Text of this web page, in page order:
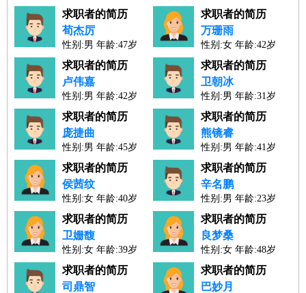
人才工作经验：23年
人才工作经验：14年
求职者的简历
荀杰厉
性别:男 年龄:47岁
人才工作经验：24年
求职者的简历
万珊雨
性别:女 年龄:42岁
人才工作经验：19年
求职者的简历
卢伟嘉
性别:男 年龄:42岁
人才工作经验：19年
求职者的简历
卫朝冰
性别:男 年龄:31岁
人才工作经验：8年
求职者的简历
庞捷曲
性别:男 年龄:45岁
人才工作经验：21年
求职者的简历
熊镜睿
性别:男 年龄:41岁
人才工作经验：19年
求职者的简历
侯茜纹
性别:女 年龄:40岁
人才工作经验：16年
求职者的简历
辛名鹏
性别:男 年龄:23岁
人才工作经验：0年
求职者的简历
卫姗馥
性别:女 年龄:39岁
人才工作经验：17年
求职者的简历
良梦桑
性别:女 年龄:48岁
人才工作经验：24年
求职者的简历
司鼎智
求职者的简历
巴妙月